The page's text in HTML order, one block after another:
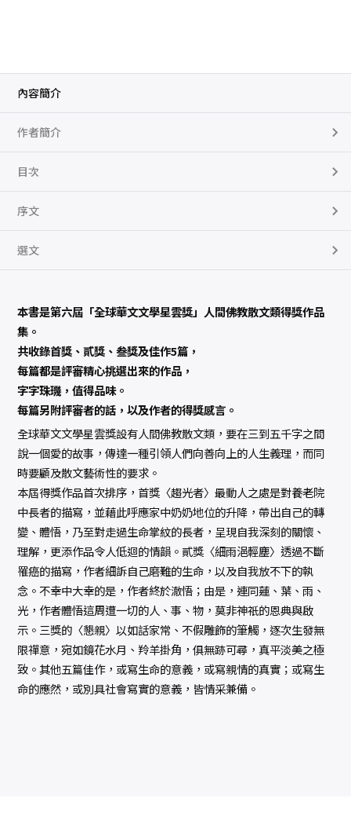
內容簡介
作者簡介
目次
序文
選文
本書是第六屆「全球華文文學星雲獎」人間佛教散文類得獎作品
集。
共收錄首獎、貳獎、叁獎及佳作5篇，
每篇都是評審精心挑選出來的作品，
字字珠璣，值得品味。
每篇另附評審者的話，以及作者的得獎感言。
全球華文文學星雲獎設有人間佛教散文類，要在三到五千字之間
說一個愛的故事，傳達一種引領人們向善向上的人生義理，而同
時要顧及散文藝術性的要求。
本屆得獎作品首次排序，首獎〈趨光者〉最動人之處是對養老院
中長者的描寫，並藉此呼應家中奶奶地位的升降，帶出自己的轉
變、體悟，乃至對走過生命掌紋的長者，呈現自我深刻的關懷、
理解，更添作品令人低迴的情韻。貳獎〈細雨浥輕塵〉透過不斷
罹癌的描寫，作者細訴自己磨難的生命，以及自我放不下的執
念。不幸中大幸的是，作者終於澈悟；由是，連同蓮、葉、雨、
光，作者體悟這周遭一切的人、事、物，莫非神祇的恩典與啟
示。三獎的〈懇親〉以如話家常、不假雕飾的筆觸，逐次生發無
限禪意，宛如鏡花水月、羚羊掛角，俱無跡可尋，真平淡美之極
致。其他五篇佳作，或寫生命的意義，或寫親情的真實；或寫生
命的應然，或別具社會寫實的意義，皆情采兼備。